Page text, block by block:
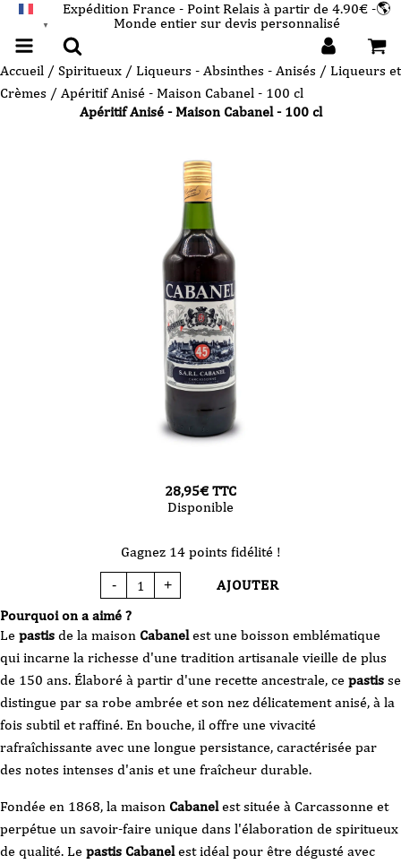
▼
Expédition France - Point Relais à partir de 4.90€ -🌎
Monde entier sur devis personnalisé
Accueil / Spiritueux / Liqueurs - Absinthes - Anisés / Liqueurs et
Crèmes / Apéritif Anisé - Maison Cabanel - 100 cl
Apéritif Anisé - Maison Cabanel - 100 cl
Pourquoi on a aimé ?
Le pastis de la maison Cabanelest une boisson emblématique
qui incarne la richesse d'une tradition artisanale vieille de plus
de 150 ans. Élaboré à partir d'une recette ancestrale, ce pastis se
distingue par sa robe ambrée et son nez délicatement anisé, à la
fois subtil et raffiné. En bouche, il offre une vivacité
rafraîchissante avec une longue persistance, caractérisée par
des notes intenses d'anis et une fraîcheur durable.
Fondée en 1868, la maison Cabanelest située à Carcassonne et
perpétue un savoir-faire unique dans l'élaboration de spiritueux
de qualité. Le pastis Cabanelest idéal pour être dégusté avec
28,95€ TTC
Disponible
Gagnez 14 points fidélité !
-
quantité
de
Anisé
Maison
-
cl
+ AJOUTER